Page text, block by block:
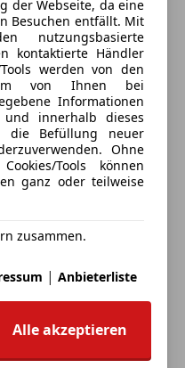
dieser
der Webseite, da eine
Besuchen entfällt. Mit
nutzungsbasierte
kontaktierte Händler
werden von den
von Ihnen bei
Informationen
innerhalb dieses
die Befüllung neuer
Ohne
Tools können
ganz oder teilweise
zusammen.
| Anbieterliste
Alle akzeptieren